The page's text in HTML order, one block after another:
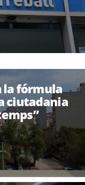
la fórmula
ciutadania